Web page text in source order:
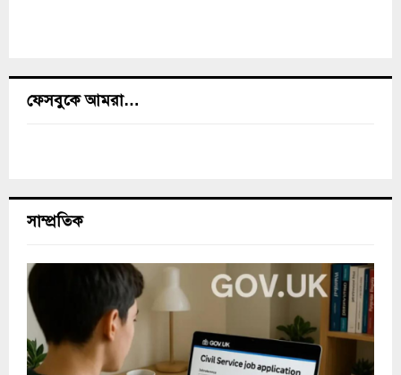
ফেসবুকে আমরা…
সাম্প্রতিক